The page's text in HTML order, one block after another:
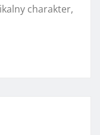
charakter,